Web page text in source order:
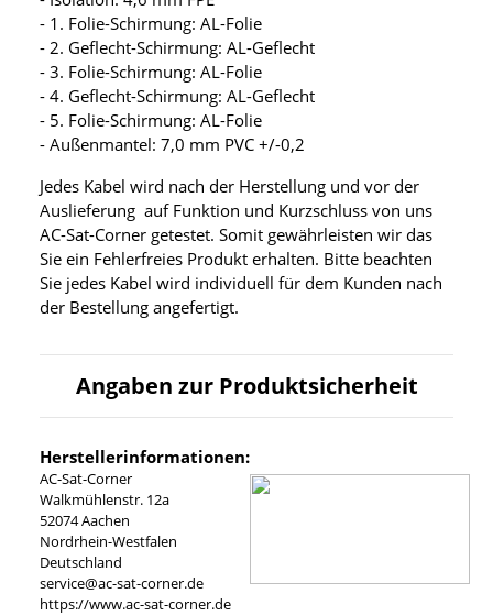
- 1. Folie-Schirmung: AL-Folie
- 2. Geflecht-Schirmung: AL-Geflecht
- 3. Folie-Schirmung: AL-Folie
- 4. Geflecht-Schirmung: AL-Geflecht
- 5. Folie-Schirmung: AL-Folie
- Außenmantel: 7,0 mm PVC +/-0,2
Jedes Kabel wird nach der Herstellung und vor der
Auslieferung auf Funktion und Kurzschluss von uns
AC-Sat-Corner getestet. Somit gewährleisten wir das
Sie ein Fehlerfreies Produkt erhalten. Bitte beachten
Sie jedes Kabel wird individuell für dem Kunden nach
der Bestellung angefertigt.
Angaben zur Produktsicherheit
Herstellerinformationen:
AC-Sat-Corner
Walkmühlenstr. 12a
52074 Aachen
Nordrhein-Westfalen
Deutschland
service@ac-sat-corner.de
https://www.ac-sat-corner.de